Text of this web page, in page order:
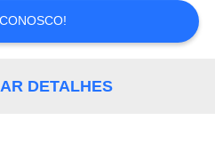
DETALHES